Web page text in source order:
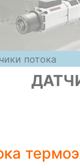
потока